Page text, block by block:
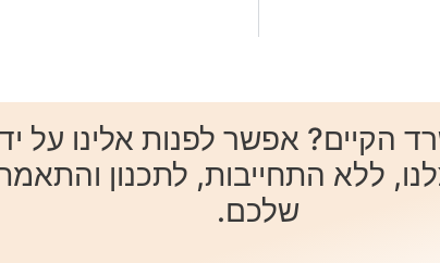
אפשר לפנות אלינו על ידי
ללא התחייבות, לתכנון
שלכם.